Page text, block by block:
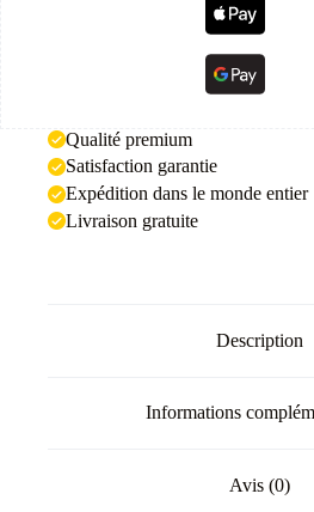
Qualité premium
Satisfaction garantie
Expédition dans le monde entier
Livraison gratuite
Description
Informations
Avis (0)